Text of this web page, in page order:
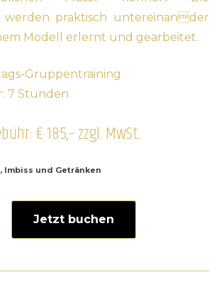
werden praktisch untereinander
Modell erlernt und gearbeitet.
Gruppentraining
7 Stunden
€ 185,– zzgl. MwSt.
Imbiss und Getränken
Jetzt buchen